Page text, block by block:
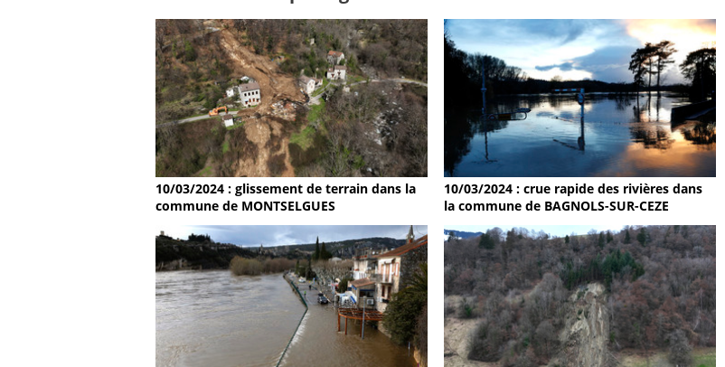
10/03/2024 : glissement de terrain dans la
commune de MONTSELGUES
10/03/2024 : crue rapide des rivières dans
la commune de BAGNOLS-SUR-CEZE